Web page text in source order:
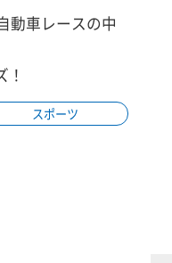
動車レースの中
スポーツ